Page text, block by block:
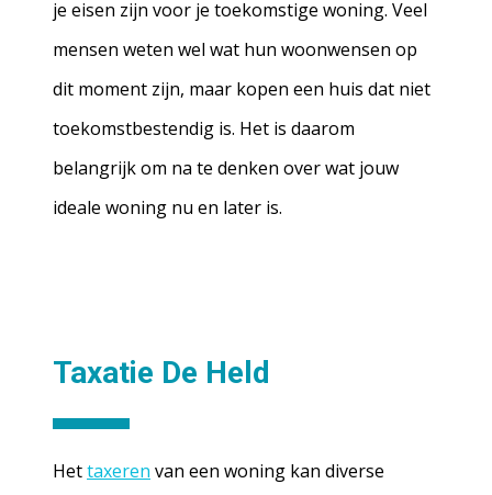
je eisen zijn voor je toekomstige woning. Veel
mensen weten wel wat hun woonwensen op
dit moment zijn, maar kopen een huis dat niet
toekomstbestendig is. Het is daarom
belangrijk om na te denken over wat jouw
ideale woning nu en later is.
Taxatie De Held
Hettaxeren van een woning kan diverse